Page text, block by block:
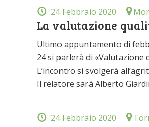
24 Febbraio 2020
La valutazione
Ultimo appuntamento di
24 si parlerà di
L’incontro si svolgerà
Il relatore sarà Alberto
24 Febbraio 2020